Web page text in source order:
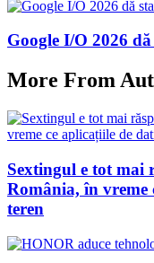
Google I/O 2026
More From
Sextingul e tot
România, în vreme
teren